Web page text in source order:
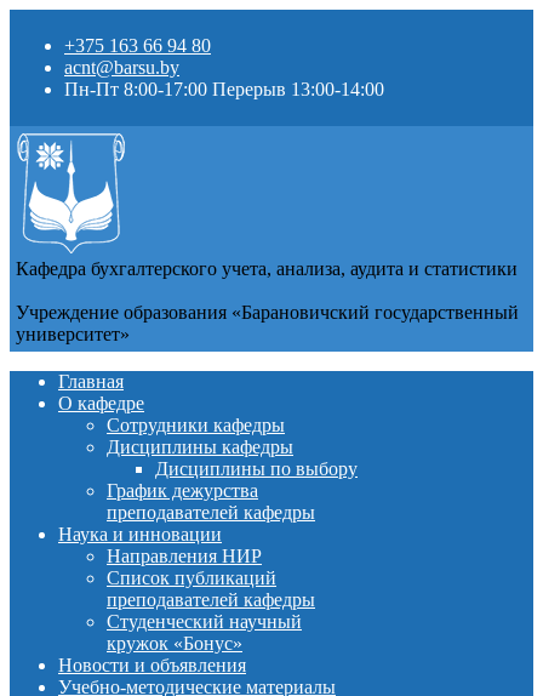
+375 163 66 94 80
acnt@barsu.by
Пн-Пт 8:00-17:00 Перерыв 13:00-14:00
Кафедра бухгалтерского учета, анализа, аудита и статистики
Учреждение образования «Барановичский государственный
университет»
Главная
О кафедре
Сотрудники кафедры
Дисциплины кафедры
Дисциплины по выбору
График дежурства
преподавателей кафедры
Наука и инновации
Направления НИР
Список публикаций
преподавателей кафедры
Студенческий научный
кружок «Бонус»
Новости и объявления
Учебно-методические материалы